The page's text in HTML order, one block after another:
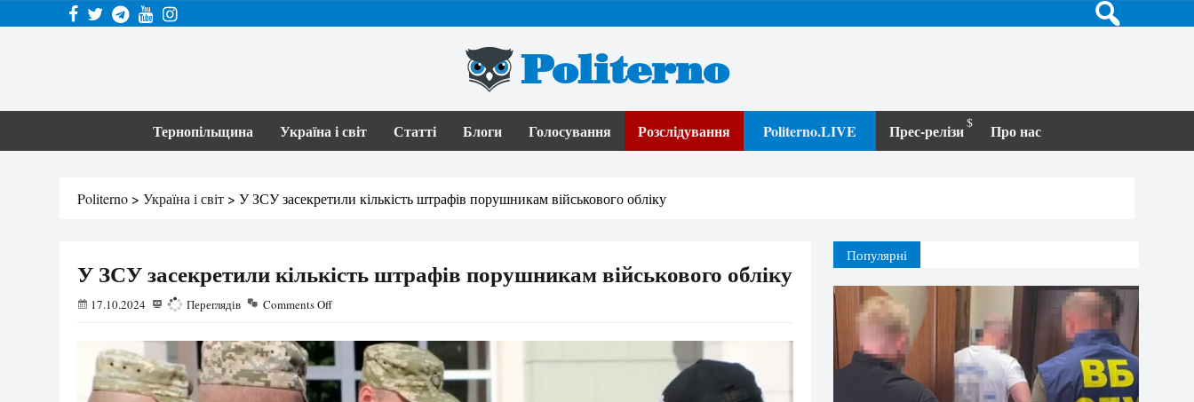
Politerno
Тернопільщина Україна і світ Статті Блоги Голосування Розслідування Politerno.LIVE Прес-релізи Про нас
Politerno > Україна і світ > У ЗСУ засекретили кількість штрафів порушникам військового обліку
У ЗСУ засекретили кількість штрафів порушникам військового обліку
17.10.2024 517 Переглядів Comments Off
Популярні